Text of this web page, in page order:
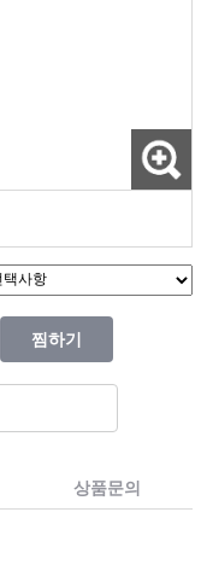
찜하기
상품문의